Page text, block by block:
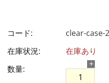
コード:
clear-case-2
在庫状況:
在庫あり
数量:
+